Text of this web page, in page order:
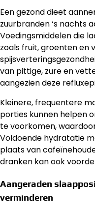
Een gezond dieet
zuurbranden ‘s nachts
Voedingsmiddelen die
zoals fruit, groenten en
van pittige, zure en
aangezien deze
Kleinere, frequentere
porties kunnen helpen
te voorkomen,
Voldoende hydratatie
plaats van
dranken kan ook
Aangeraden
verminderen